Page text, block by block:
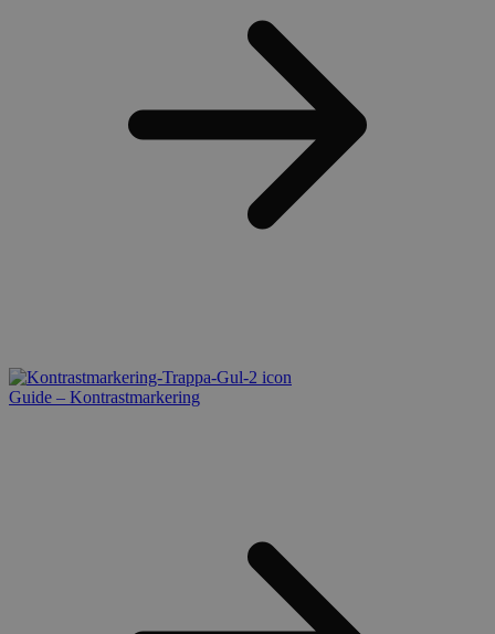
Guide – Kontrastmarkering